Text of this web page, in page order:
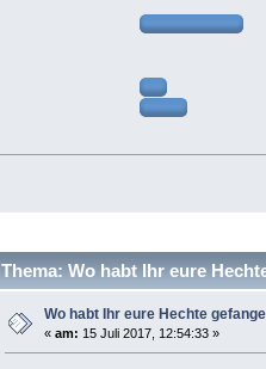
Thema: Wo habt Ihr eure
Wo habt Ihr eure Hechte
« am: 15 Juli 2017, 12:54:33 »